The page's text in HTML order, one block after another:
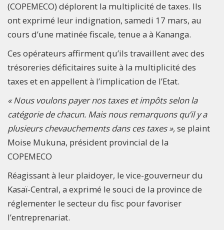
(COPEMECO) déplorent la multiplicité de taxes. Ils
ont exprimé leur indignation, samedi 17 mars, au
cours d’une matinée fiscale, tenue a à Kananga.
Ces opérateurs affirment qu’ils travaillent avec des
trésoreries déficitaires suite à la multiplicité des
taxes et en appellent à l’implication de l’Etat.
« Nous voulons payer nos taxes et impôts selon la
catégorie de chacun. Mais nous remarquons qu’il y a
plusieurs chevauchements dans ces taxes »,se plaint
Moise Mukuna, président provincial de la
COPEMECO
Réagissant à leur plaidoyer, le vice-gouverneur du
Kasaï-Central, a exprimé le souci de la province de
réglementer le secteur du fisc pour favoriser
l’entreprenariat.